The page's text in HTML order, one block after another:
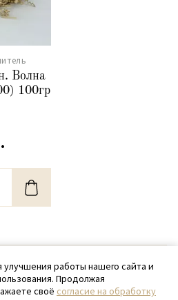
Волна
100гр
- 2026 SamPack
699-97-87
работы нашего сайта и
Продолжая
своё согласие на обработку